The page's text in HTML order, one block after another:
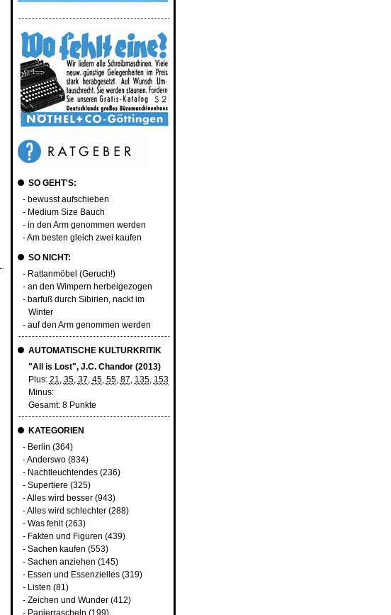
SO GEHT'S:
- bewusst aufschieben
- Medium Size Bauch
- in den Arm genommen werden
- Am besten gleich zwei kaufen
SO NICHT:
- Rattanmöbel (Geruch!)
- an den Wimpern herbeigezogen
- barfuß durch Sibirien, nackt im
Winter
- auf den Arm genommen werden
AUTOMATISCHE KULTURKRITIK
"All is Lost", J.C. Chandor (2013)
Plus: 21, 35, 37, 45, 55, 87, 135, 153
Minus:
Gesamt: 8 Punkte
KATEGORIEN
- Berlin (364)
-Anderswo (834)
- Nachtleuchtendes (236)
-Supertiere (325)
-Alles wird besser (943)
-Alles wird schlechter (288)
-Was fehlt(263)
- Fakten und Figuren (439)
-Sachen kaufen (553)
-Sachen anziehen (145)
- Essen und Essenzielles (319)
- Listen (81)
-Zeichen und Wunder (412)
- Papierrascheln (199)